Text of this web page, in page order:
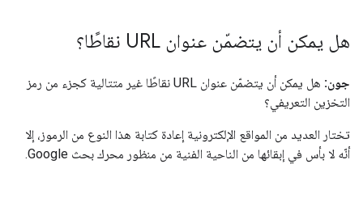
هل يمكن أن يتضمّن عنوان URL نقاطًا؟
جون:
هل يمكن أن يتضمّن عنوان URL نقاطًا غير متتالية كجزء من رمز
التخزين التعريفي؟
تختار العديد من المواقع الإلكترونية إعادة كتابة هذا النوع من الرموز، إلا
أنّه لا بأس في إبقائها من الناحية الفنية من منظور محرك بحث Google.